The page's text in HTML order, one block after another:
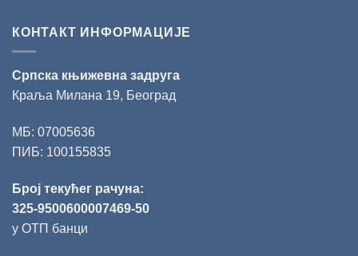
КОНТАКТ ИНФОРМАЦИЈЕ
Српска књижевна задруга
Краља Милана 19, Београд
МБ: 07005636
ПИБ: 100155835
Број текућег рачуна:
325-9500600007469-50
у ОТП банци